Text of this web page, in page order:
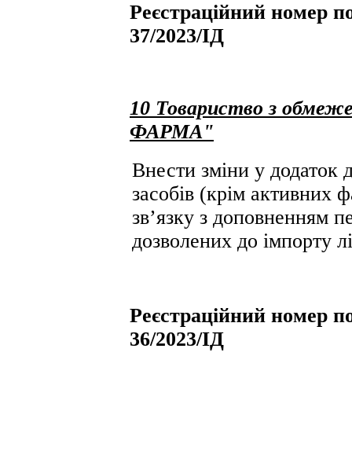
Реєстраційний номер
37/2023/ІД
10 Товариство з
ФАРМА"
Внести зміни у додаток
засобів (крім активних
зв’язку з доповненням
дозволених до імпорту
Реєстраційний номер
36/2023/ІД